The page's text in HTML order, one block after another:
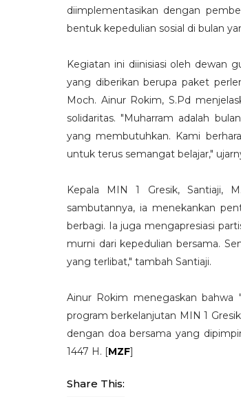
diimplementasikan dengan
bentuk kepedulian sosial di bulan
Kegiatan ini diinisiasi oleh dewan
yang diberikan berupa paket
Moch. Ainur Rokim, S.Pd
solidaritas. "Muharram adalah
yang membutuhkan. Kami
untuk terus semangat belajar,"
Kepala MIN 1 Gresik, Santiaji,
sambutannya, ia menekankan
berbagi. Ia juga mengapresiasi
murni dari kepedulian bersama.
yang terlibat," tambah Santiaji.
Ainur Rokim menegaskan bahwa
program berkelanjutan MIN 1
dengan doa bersama yang
1447 H. [MZF]
Share This: